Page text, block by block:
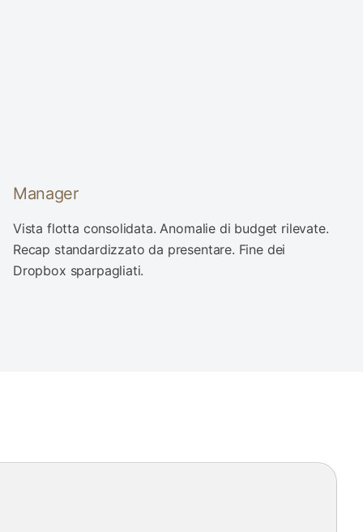
Manager
Vista flotta consolidata. Anomalie di budget rilevate.
Recap standardizzato da presentare. Fine dei
Dropbox sparpagliati.